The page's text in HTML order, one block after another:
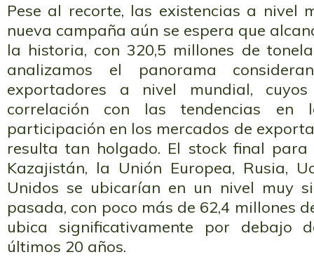
Pese al recorte, las existencias a nivel
nueva campaña aún se espera que
la historia, con 320,5 millones de
analizamos el panorama
exportadores a nivel mundial,
correlación con las tendencias en
participación en los mercados de
resulta tan holgado. El stock final para
Kazajistán, la Unión Europea, Rusia,
Unidos se ubicarían en un nivel muy
pasada, con poco más de 62,4 millones
ubica significativamente por debajo
últimos 20 años.